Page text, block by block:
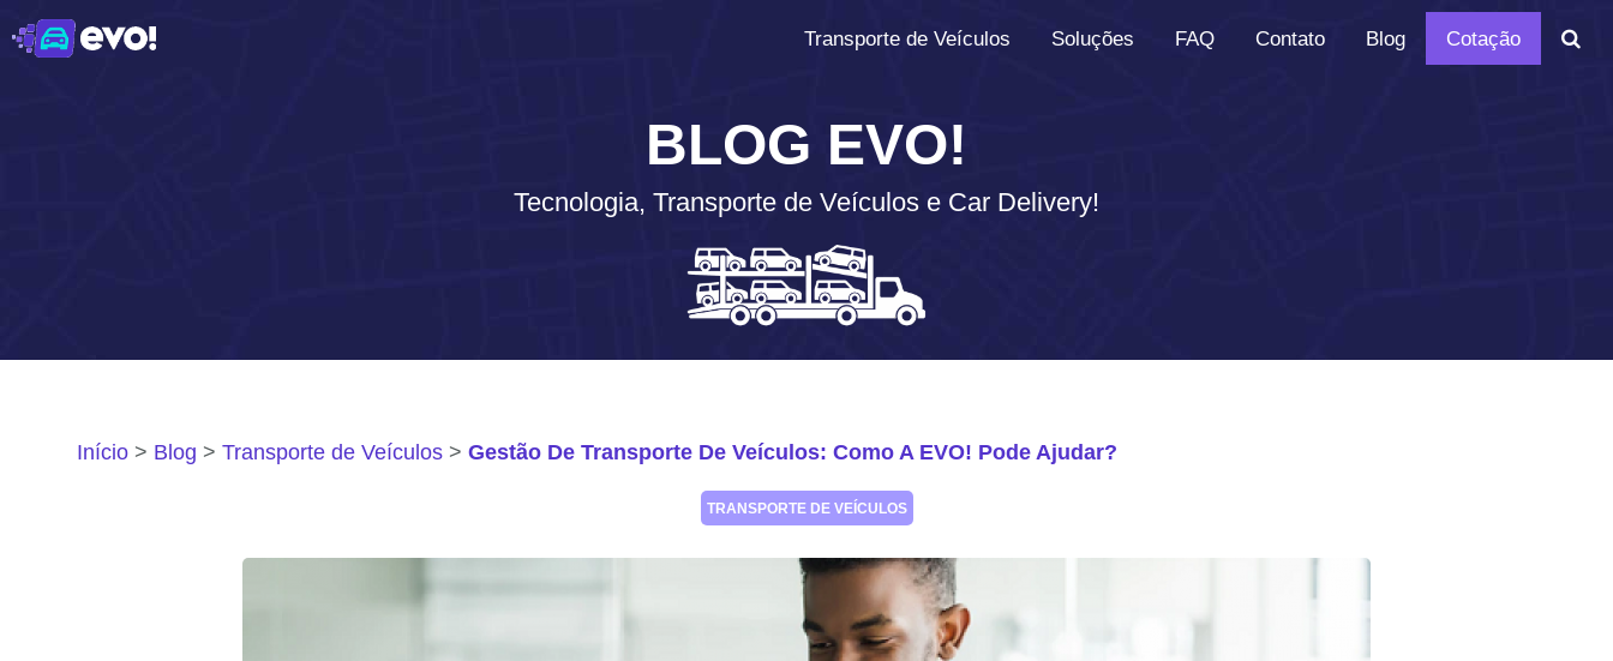
Transporte de Veículos Soluções FAQ Contato Blog Cotação
BLOG EVO!
Tecnologia, Transporte de Veículos e Car Delivery!
Início Blog Transporte de Veículos Gestão De Transporte De Veículos: Como A EVO! Pode Ajudar?
TRANSPORTE DE VEÍCULOS